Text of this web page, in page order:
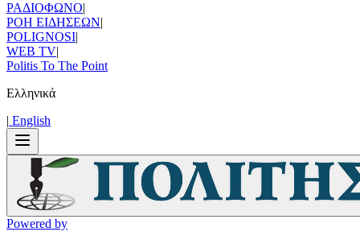
ΡΑΔΙΟΦΩΝΟ|
ΡΟΗ ΕΙΔΗΣΕΩΝ|
POLIGNOSI|
WEB TV|
Politis To The Point
Ελληνικά
| Εnglish
Powered by